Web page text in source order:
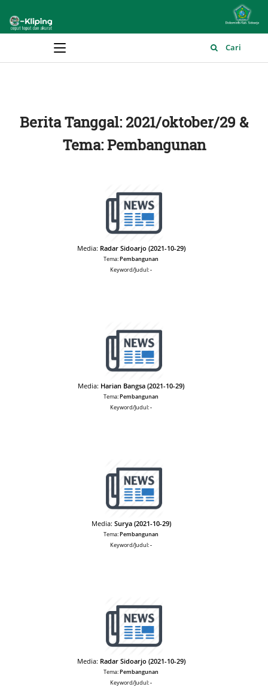
Main Menu Cari
Berita Tanggal: 2021/oktober/29 &
Tema: Pembangunan
Media: Radar Sidoarjo (2021-10-29)
Tema:Pembangunan
Keyword/Judul:-
Media: Harian Bangsa (2021-10-29)
Tema:Pembangunan
Keyword/Judul:-
Media: Surya (2021-10-29)
Tema:Pembangunan
Keyword/Judul:-
Media: Radar Sidoarjo (2021-10-29)
Tema:Pembangunan
Keyword/Judul:-